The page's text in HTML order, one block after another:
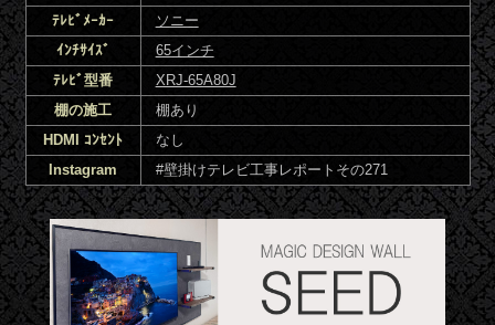
ﾃﾚﾋﾞﾒｰｶｰ
ソニー
ｲﾝﾁｻｲｽﾞ
65インチ
ﾃﾚﾋﾞ型番
XRJ-65A80J
棚の施工
棚あり
HDMI ｺﾝｾﾝﾄ
なし
Instagram
#壁掛けテレビ工事レポートその271